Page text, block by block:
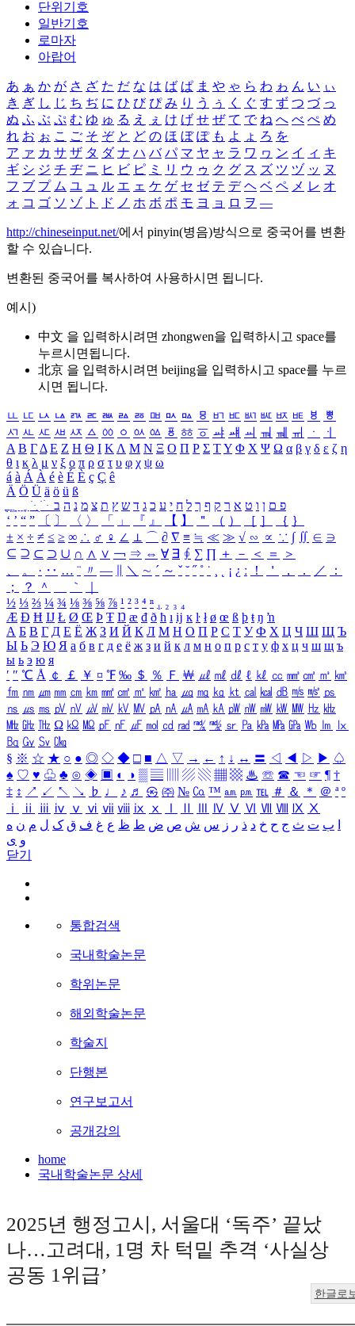
단위기호
일반기호
로마자
아랍어
あ ぁ か が さ ざ た だ な は ば ぱ ま や ゃ ら わ ゎ ん い ぃ
き ぎ し じ ち ぢ に ひ び ぴ み り う ぅ く ぐ す ず つ づ っ
ぬ ふ ぶ ぷ む ゆ ゅ る え ぇ け げ せ ぜ て で ね へ べ ぺ め
れ お ぉ こ ご そ ぞ と ど の ほ ぼ ぽ も よ ょ ろ を
ア ァ カ サ ザ タ ダ ナ ハ バ パ マ ヤ ャ ラ ワ ヮ ン イ ィ キ
ギ シ ジ チ ヂ ニ ヒ ビ ピ ミ リ ウ ゥ ク グ ス ズ ツ ヅ ッ ヌ
フ ブ プ ム ユ ュ ル エ ェ ケ ゲ セ ゼ テ デ ヘ ベ ペ メ レ オ
ォ コ ゴ ソ ゾ ト ド ノ ホ ボ ポ モ ヨ ョ ロ ヲ ―
http://chineseinput.net/에서 pinyin(병음)방식으로 중국어를 변환
할 수 있습니다.
변환된 중국어를 복사하여 사용하시면 됩니다.
예시)
中文 을 입력하시려면 zhongwen을 입력하시고 space를
누르시면됩니다.
北京 을 입력하시려면 beijing을 입력하시고 space를 누르
시면 됩니다.
ㅥ ㅦ ㅧ ㅨ ㅩ ㅪ ㅫ ㅬ ㅭ ㅮ ㅯ ㅰ ㅱ ㅲ ㅳ ㅴ ㅵ ㅶ ㅷ ㅸ
ㅹ
ㅺ ㅻ ㅼ ㅽ ㅾ ㅿ ㆀ ㆁ ㆂ ㆃ ㆄ ㆅ ㆆ ㆇ ㆈ ㆉ ㆊ ㆋ ㆌ ㆍ
ㆎ
Α Β ΓΔ Ε Ζ Η Θ Ι ΚΛ Μ Ν Ξ Ο Π Ρ Σ ΤΥ Φ Χ Ψ Ω α β γ δ ε ζ η
θ ι κ λ μ ν ξ ο π ρ σ τ υ φ χ ψ ω
á à Á À é è É È ç Ç ê
Ä Ö Ü ä ö ü ß
ִֶֹ ֻּ ׁׂ פ ם ן ו ט א ר ק ף ך ל ח י ע כ ג ד ש ץ ת צ מ נ ה ב
‘ ’ “ ” 〔 〕 〈 〉 「 」 『 』 【 】 ＂ （ ） ［ ］ ｛ ｝
± × ÷ ≠ ≤ ≥ ∞ ∴ ♂ ♀ ∠ ⊥ ⌒ ∂ ∇ ≡ ≒ ≪ ≫ √ ∽ ∝ ∵ ∫ ∬ ∈ ∋
⊆ ⊇ ⊂ ⊃ ∪ ∩ ∧ ∨ ￢ ⇒ ⇔ ∀ ∃ ∮ ∑ ∏ ＋ － ＜ ＝
＞
、
。 · ‥ … ¨ 〃 ― ＼ ∼ ´ ～ ˇ ˘ ˝ ˚ ˙ ¸ ¡ ¿ ː ！ ＇ ， ． ／
：
；
？ ＾ ｀
½ ⅓ ⅔ ¼ ¾ ⅛ ⅜ ⅝ ⅞ ¹ ² ³ ⁴ ⁿ ₁ ₂ ₃ ₄
Æ Ð Ħ Ĳ Ł Ø Œ Þ Ŧ Ŋ æ đ ð ħ ı ĳ ĸ ŀ ł ø œ ß þ ŧ ŋ ŉ
А Б В Г Д Е Ё Ж З И Й К Л М Н О П Р С Т У Ф Х Ц Ч Ш Щ Ъ
Ы Ь Э Ю Я а б в г д е ё ж з и й к л м н о п р с т у ф х ц ч ш щ ъ
ы ь э ю я
′ ″ ℃ Å ￠ ￡ ￥ ¤ ℉ ‰ ＄ ％ Ｆ ￦ ㎕ ㎖ ㎗ ℓ ㎘ ㏄ ㎣ ㎤ ㎥ ㎦
㎙ ㎚ ㎛ ㎜ ㎝ ㎞ ㎟ ㎠ ㎡ ㎢ ㏊ ㎍ ㎎ ㎏ ㏏ ㎈ ㎉ ㏈ ㎧ ㎨ ㎰
㎱ ㎲ ㎳ ㎴ ㎵ ㎶ ㎷ ㎸ ㎹ ㎀ ㎁ ㎂ ㎃ ㎄ ㎺ ㎻ ㎽ ㎾ ㎿ ㎐ ㎑
㎒ ㎓ ㎔ Ω ㏀ ㏁ ㎊ ㎋ ㎌ ㏖ ㏅ ㎭ ㎮ ㎯ ㏛ ㎩ ㎪ ㎫ ㎬ ㏝ ㏐
㏓
㏃ ㏉ ㏜ ㏆
§ ※ ☆ ★ ○ ● ◎ ◇ ◆ □ ■ △ ▽ → ← ↑ ↓ ↔ 〓 ◁ ◀ ▷ ▶ ♤
♠ ♡ ♥ ♧ ♣ ⊙ ◈ ▣ ◐ ◑ ▒ ▤ ▨ ▧ ▦ ▩ ♨ ☏ ☎ ☜ ☞ ¶ †
‡ ↕ ↗ ↙ ↖ ↘ ♭ ♩ ♪ ♬ ㉿ ㈜ № ㏇ ™ ㏂ ㏘ ℡ ＃ ＆ ＊ ＠ ª º
ⅰ
ⅱ ⅲ ⅳ ⅴ ⅵ ⅶ ⅷ ⅸ ⅹ Ⅳ Ⅴ Ⅵ Ⅶ Ⅷ Ⅸ Ⅹ
ب ت ث ج ح خ د ذ ر ز س ش ص ض ط ظ ع غ ف ق ک ل م ن ه
و ی
닫기
통합검색
국내학술논문
학위논문
해외학술논문
학술지
단행본
연구보고서
공개강의
home
국내학술논문 상세
2025년 행정고시, 서울대 ‘독주’ 끝났
나…고려대, 1명 차 턱밑 추격 ‘사실상
공동 1위급’
한글로